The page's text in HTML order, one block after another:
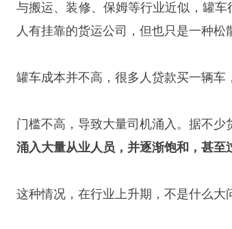
与搬运、装修、保姆等行业近似，罐
人有挂靠的货运公司，但也只是一种松
罐车成本并不高，很多人贷款买一辆车
门槛不高，导致大量司机涌入。据不少
涌入大量从业人员，并逐渐饱和，甚至
这种情况，在行业上升期，不是什么大